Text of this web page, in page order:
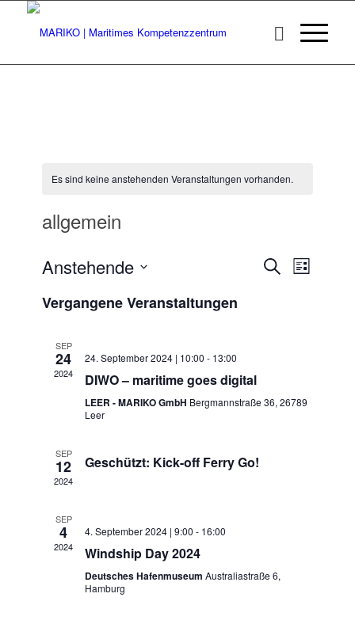
Es sind keine anstehenden Veranstaltungen vorhanden.
allgemein
SucheListe
Anstehende
wählen.
Vergangene Veranstaltungen
SEP
24
2024
24. September 2024 | 10:00 - 13:00
DIWO – maritime goes digital
LEER - MARIKO GmbH Bergmannstraße 36, 26789
Leer
SEP
12
2024
Geschützt: Kick-off Ferry Go!
SEP
4
2024
4. September 2024 | 9:00 - 16:00
Windship Day 2024
Deutsches HafenmuseumAustraliastraße 6,
Hamburg